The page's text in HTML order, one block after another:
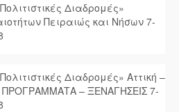
Διαδρομές»
Πειραιώς και Νήσων 7-
Διαδρομές» Αττική –
ΠΡΟΓΡΑΜΜΑΤΑ – ΞΕΝΑΓΗΣΕΙΣ 7-